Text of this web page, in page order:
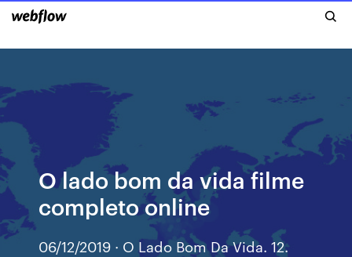
O lado bom da vida filme
completo online
06/12/2019 · O Lado Bom Da Vida. 12.